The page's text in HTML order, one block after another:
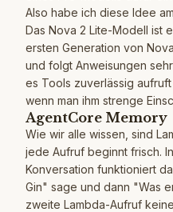
Also habe ich diese Idee
Das Nova 2 Lite-Modell ist
ersten Generation von
und folgt Anweisungen
es Tools zuverlässig
wenn man ihm strenge
AgentCore Memory
Wie wir alle wissen, sind
jede Aufruf beginnt frisch.
Konversation funktioniert
Gin" sage und dann "Was
zweite Lambda-Aufruf